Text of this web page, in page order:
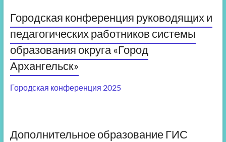
Городская конференция руководящих и
педагогических работников системы
образования округа «Город
Архангельск»
Городская конференция 2025
Дополнительное образование ГИС